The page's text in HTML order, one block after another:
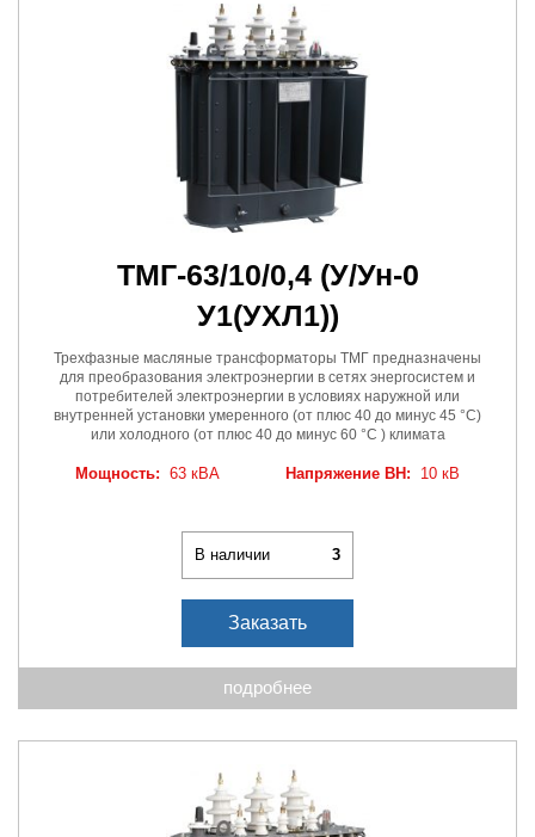
ТМГ-63/10/0,4 (У/Ун-0
У1(УХЛ1))
Трехфазные масляные трансформаторы ТМГ предназначены
для преобразования электроэнергии в сетях энергосистем и
потребителей электроэнергии в условиях наружной или
внутренней установки умеренного (от плюс 40 до минус 45 °C)
или холодного (от плюс 40 до минус 60 °C ) климата
Мощность: 63 кВА Напряжение ВН: 10 кВ
В наличии 3
Заказать
подробнее